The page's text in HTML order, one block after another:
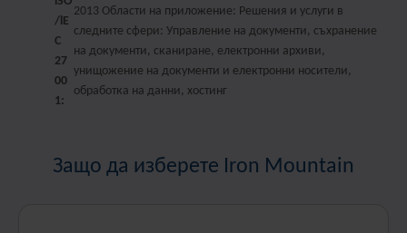
/lE
C
27
00
1:
2013 Области на приложение: Решения и услуги в
следните сфери: Управление на документи, съхранение
на документи, сканиране, електронни архиви,
унищожение на документи и електронни носители,
обработка на данни, хостинг
Защо да изберете Iron Mountain